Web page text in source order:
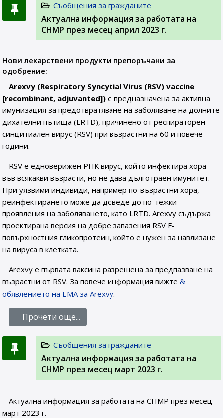
Съобщения за гражданите
Актуална информация за работата на
CHMP през месец април 2023 г.
Нови лекарствени продукти препоръчани за
одобрение:
Arexvy (Respiratory Syncytial Virus (RSV) vaccine
[recombinant, adjuvanted]) е предназначена за активна
имунизация за предотвратяване на заболяване на долните
дихателни пътища (LRTD), причинено от респираторен
синцитиален вирус (RSV) при възрастни на 60 и повече
години.
RSV е едноверижен РНК вирус, който инфектира хора
във всякакви възрасти, но не дава дълготраен имунитет.
При уязвими индивиди, например по-възрастни хора,
реинфектирането може да доведе до по-тежки
проявления на заболяването, като LRTD. Arexvy съдържа
проектирана версия на добре запазения RSV F-
повърхностния гликопротеин, който е нужен за навлизане
на вируса в клетката.
Arexvy е първата ваксина разрешена за предпазване на
възрастни от RSV. За повече информация вижте
обявлението на ЕМА за Arexvy.
Прочети още...
Съобщения за гражданите
Актуална информация за работата на
CHMP през месец март 2023 г.
Актуална информация за работата на CHMP през месец
март 2023 г.